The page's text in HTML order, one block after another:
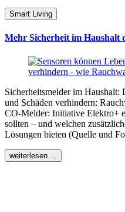
Smart Living
Mehr Sicherheit im Haushalt
Sicherheitsmelder im Haushalt:
und Schäden verhindern:
CO-Melder: Initiative Elektro+
sollten – und welchen
Lösungen bieten (Quelle und
weiterlesen ...